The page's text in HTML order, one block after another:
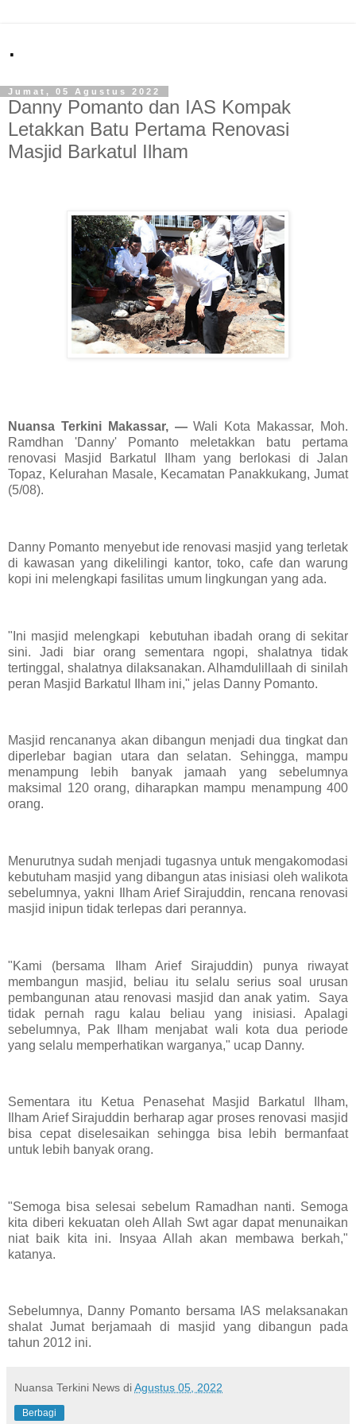
.
Jumat, 05 Agustus 2022
Danny Pomanto dan IAS Kompak
Letakkan Batu Pertama Renovasi
Masjid Barkatul Ilham
Nuansa Terkini Makassar, —Wali Kota Makassar, Moh.
Ramdhan 'Danny' Pomanto meletakkan batu pertama
renovasi Masjid Barkatul Ilham yang berlokasi di Jalan
Topaz, Kelurahan Masale, Kecamatan Panakkukang, Jumat
(5/08).
Danny Pomanto menyebut ide renovasi masjid yang terletak
di kawasan yang dikelilingi kantor, toko, cafe dan warung
kopi ini melengkapi fasilitas umum lingkungan yang ada.
"Ini masjid melengkapi kebutuhan ibadah orang di sekitar
sini. Jadi biar orang sementara ngopi, shalatnya tidak
tertinggal, shalatnya dilaksanakan. Alhamdulillaah di sinilah
peran Masjid Barkatul Ilham ini," jelas Danny Pomanto.
Masjid rencananya akan dibangun menjadi dua tingkat dan
diperlebar bagian utara dan selatan. Sehingga, mampu
menampung lebih banyak jamaah yang sebelumnya
maksimal 120 orang, diharapkan mampu menampung 400
orang.
Menurutnya sudah menjadi tugasnya untuk mengakomodasi
kebutuham masjid yang dibangun atas inisiasi oleh walikota
sebelumnya, yakni Ilham Arief Sirajuddin, rencana renovasi
masjid inipun tidak terlepas dari perannya.
"Kami (bersama Ilham Arief Sirajuddin) punya riwayat
membangun masjid, beliau itu selalu serius soal urusan
pembangunan atau renovasi masjid dan anak yatim. Saya
tidak pernah ragu kalau beliau yang inisiasi. Apalagi
sebelumnya, Pak Ilham menjabat wali kota dua periode
yang selalu memperhatikan warganya," ucap Danny.
Sementara itu Ketua Penasehat Masjid Barkatul Ilham,
Ilham Arief Sirajuddin berharap agar proses renovasi masjid
bisa cepat diselesaikan sehingga bisa lebih bermanfaat
untuk lebih banyak orang.
"Semoga bisa selesai sebelum Ramadhan nanti. Semoga
kita diberi kekuatan oleh Allah Swt agar dapat menunaikan
niat baik kita ini. Insyaa Allah akan membawa berkah,"
katanya.
Sebelumnya, Danny Pomanto bersama IAS melaksanakan
shalat Jumat berjamaah di masjid yang dibangun pada
tahun 2012 ini.
Nuansa Terkini News diAgustus 05, 2022
Berbagi